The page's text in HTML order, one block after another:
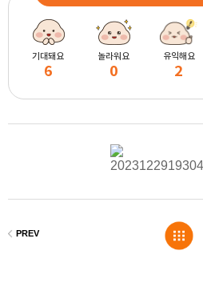
기대돼요
6
놀라워요
0
유익해요
2